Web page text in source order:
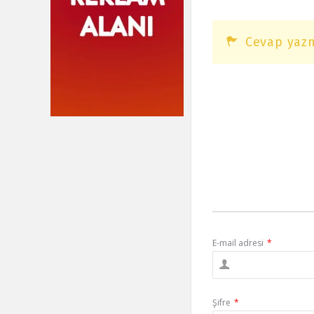
Cevap
E-mail adresi *
Şifre *